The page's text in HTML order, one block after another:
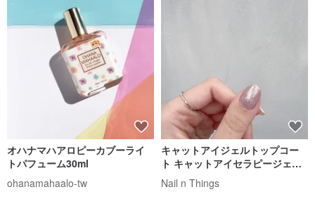
オハナマハアロピーカブーライ
トパフューム30ml
ohanamahaalo-tw
キャットアイジェルトップコー
ト キャットアイセラピージェル
（マグネット付き）
Nail n Things